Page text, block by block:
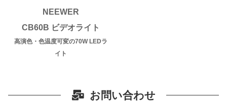
NEEWER
CB60B ビデオライト
高演色・色温度可変の70W LEDラ
イト
お問い合わせ